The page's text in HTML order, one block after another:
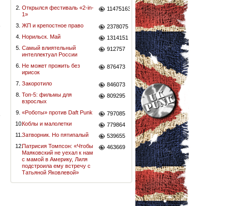
2. Открылся фестиваль «2-in-
1»
11475163
3. ЖП и крепостное право
2378075
4. Норильск. Май
1314151
5. Самый влиятельный
интеллектуал России
912757
6. Не может прожить без
ирисок
876473
7. Закоротило
846073
8. Топ-5: фильмы для
взрослых
809295
9. «Роботы» против Daft Punk
797085
10.Коблы и малолетки
779864
11.Затворник. Но пятипалый
539655
12.Патрисия Томпсон: «Чтобы
Маяковский не уехал к нам
с мамой в Америку, Лиля
подстроила ему встречу с
Татьяной Яковлевой»
463669